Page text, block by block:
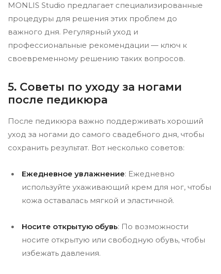
MONLIS Studio предлагает специализированные
процедуры для решения этих проблем до
важного дня. Регулярный уход и
профессиональные рекомендации — ключ к
своевременному решению таких вопросов.
5. Советы по уходу за ногами
после педикюра
После педикюра важно поддерживать хороший
уход за ногами до самого свадебного дня, чтобы
сохранить результат. Вот несколько советов:
Ежедневное увлажнение: Ежедневно
используйте ухаживающий крем для ног, чтобы
кожа оставалась мягкой и эластичной.
Носите открытую обувь: По возможности
носите открытую или свободную обувь, чтобы
избежать давления.